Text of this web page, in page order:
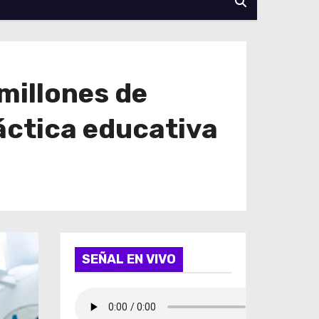
de
educativa
SEÑAL EN VIVO